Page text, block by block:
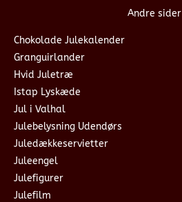
Andre sider
Chokolade Julekalender
Granguirlander
Hvid Juletræ
Istap Lyskæde
Jul i Valhal
Julebelysning Udendørs
Juledækkeservietter
Juleengel
Julefigurer
Julefilm